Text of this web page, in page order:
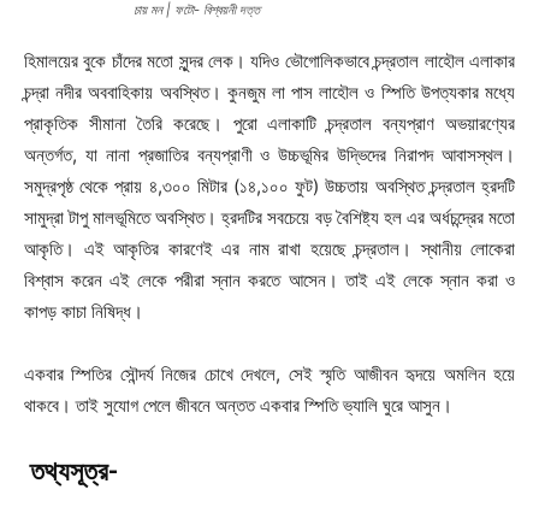
চায় মন | ফটো- বিশ্বয়নী দত্ত
হিমালয়ের বুকে চাঁদের মতো সুন্দর লেক। যদিও ভৌগোলিকভাবে চন্দ্রতাল লাহৌল এলাকার
চন্দ্রা নদীর অববাহিকায় অবস্থিত। কুনজুম লা পাস লাহৌল ও স্পিতি উপত্যকার মধ্যে
প্রাকৃতিক সীমানা তৈরি করেছে। পুরো এলাকাটি চন্দ্রতাল বন্যপ্রাণ অভয়ারণ্যের
অন্তর্গত, যা নানা প্রজাতির বন্যপ্রাণী ও উচ্চভূমির উদ্ভিদের নিরাপদ আবাসস্থল।
সমুদ্রপৃষ্ঠ থেকে প্রায় ৪,৩০০ মিটার (১৪,১০০ ফুট) উচ্চতায় অবস্থিত চন্দ্রতাল হ্রদটি
সামুদ্রা টাপু মালভূমিতে অবস্থিত। হ্রদটির সবচেয়ে বড় বৈশিষ্ট্য হল এর অর্ধচন্দ্রের মতো
আকৃতি। এই আকৃতির কারণেই এর নাম রাখা হয়েছে চন্দ্রতাল। স্থানীয় লোকেরা
বিশ্বাস করেন এই লেকে পরীরা স্নান করতে আসেন। তাই এই লেকে স্নান করা ও
কাপড় কাচা নিষিদ্ধ।
একবার স্পিতির সৌন্দর্য নিজের চোখে দেখলে, সেই স্মৃতি আজীবন হৃদয়ে অমলিন হয়ে
থাকবে। তাই সুযোগ পেলে জীবনে অন্তত একবার স্পিতি ভ্যালি ঘুরে আসুন।
তথ্যসূত্র-